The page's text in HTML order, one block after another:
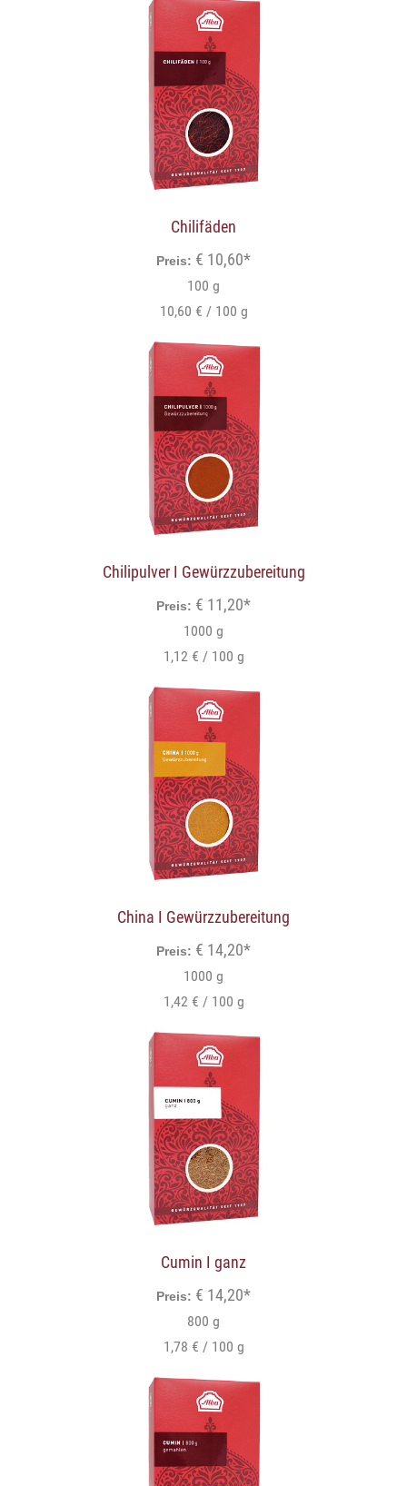
Chilifäden
Preis: € 10,60*
100 g
10,60 € / 100 g
Chilipulver I Gewürzzubereitung
Preis: € 11,20*
1000 g
1,12 € / 100 g
China I Gewürzzubereitung
Preis: € 14,20*
1000 g
1,42 € / 100 g
Cumin I ganz
Preis: € 14,20*
800 g
1,78 € / 100 g